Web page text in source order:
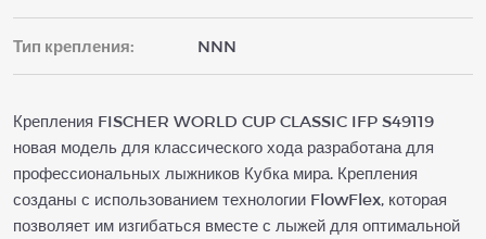
Тип крепления: NNN
Крепления FISCHER WORLD CUP CLASSIC IFP S49119
новая модель для классического хода разработана для
профессиональных лыжников Кубка мира. Крепления
созданы с использованием технологии FlowFlex, которая
позволяет им изгибаться вместе с лыжей для оптимальной